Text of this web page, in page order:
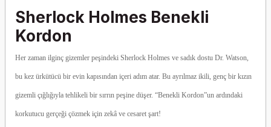
Sherlock Holmes Benekli
Kordon
Her zaman ilginç gizemler peşindeki Sherlock Holmes ve sadık dostu Dr. Watson,
bu kez ürkütücü bir evin kapısından içeri adım atar. Bu ayrılmaz ikili, genç bir kızın
gizemli çığlığıyla tehlikeli bir sırrın peşine düşer. “Benekli Kordon”un ardındaki
korkutucu gerçeği çözmek için zekâ ve cesaret şart!